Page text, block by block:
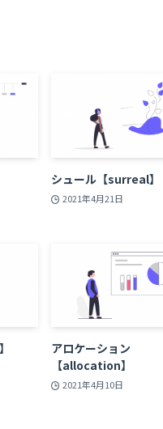
シュール【surreal】
2021年4月21日
アロケーション
【allocation】
2021年4月10日